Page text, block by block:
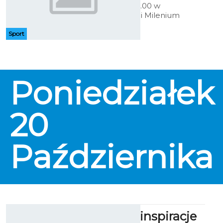
Sport
19 bm. o godz. 18.00 w
kołobrzeskiej Hali Milenium
Poniedziałek
20
Października
Marzenia i inspiracje